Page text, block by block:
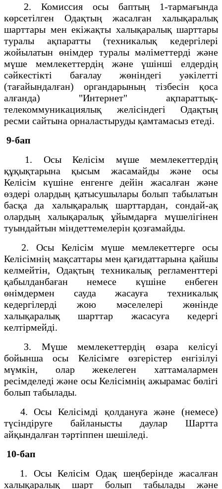
2. Комиссия осы баптың 1-тармағында
көрсетілген Одақтың жасалған халықаралық
шарттары мен екіжақты халықаралық шарттары
туралы ақпаратты (техникалық кедергілері
жойылатын өнімдер туралы мәліметтерді және
мүше мемлекеттердің және үшінші елдердің
сәйкестікті бағалау жөніндегі уәкілетті
(тағайындалған) органдарының тізбесін қоса
алғанда) "Интернет" ақпараттық-
телекоммуникациялық желісіндегі Одақтың
ресми сайтына орналастыруды қамтамасыз етеді.
9-бап
1. Осы Келісім мүше мемлекеттердің
құқықтарына қысым жасамайды және осы
Келісім күшіне енгенге дейін жасалған және
өздері олардың қатысушылары болып табылатын
басқа да халықаралық шарттардан, сондай-ақ
олардың халықаралық ұйымдарға мүшелігінен
туындайтын міндеттемелерін қозғамайды.
2. Осы Келісім мүше мемлекеттерге осы
Келісімнің мақсаттары мен қағидаттарына қайшы
келмейтін, Одақтың техникалық регламенттері
қабылданбаған немесе күшіне енбеген
өнімдермен сауда жасауға техникалық
кедергілерді жою мәселелері жөнінде
халықаралық шарттар жасасуға кедергі
келтірмейді.
3. Мүше мемлекеттердің өзара келісуі
бойынша осы Келісімге өзгерістер енгізілуі
мүмкін, олар жекелеген хаттамалармен
ресімделеді және осы Келісімнің ажырамас бөлігі
болып табылады.
4. Осы Келісімді қолдануға және (немесе)
түсіндіруге байланысты даулар Шартта
айқындалған тәртіппен шешіледі.
10-бап
1. Осы Келісім Одақ шеңберінде жасалған
халықаралық шарт болып табылады және